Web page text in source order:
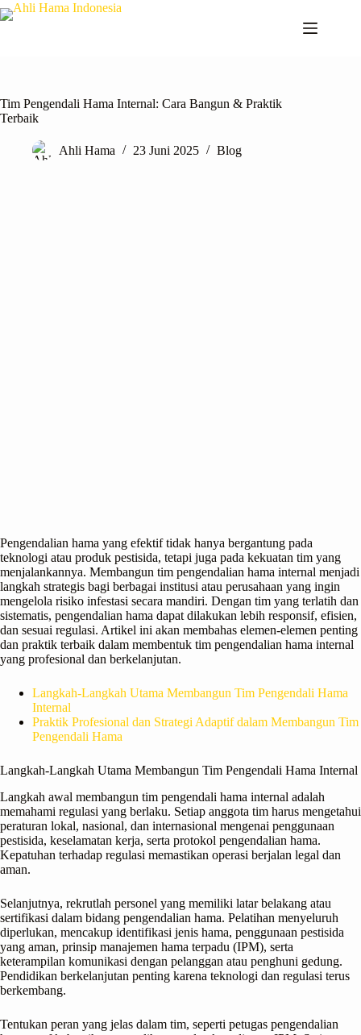
Tim Pengendali Hama Internal: Cara Bangun & Praktik
Terbaik
Ahli Hama 23 Juni 2025 Blog
Pengendalian hama yang efektif tidak hanya bergantung pada
teknologi atau produk pestisida, tetapi juga pada kekuatan tim yang
menjalankannya. Membangun tim pengendalian hama internal menjadi
langkah strategis bagi berbagai institusi atau perusahaan yang ingin
mengelola risiko infestasi secara mandiri. Dengan tim yang terlatih dan
sistematis, pengendalian hama dapat dilakukan lebih responsif, efisien,
dan sesuai regulasi. Artikel ini akan membahas elemen-elemen penting
dan praktik terbaik dalam membentuk tim pengendalian hama internal
yang profesional dan berkelanjutan.
Langkah-Langkah Utama Membangun Tim Pengendali Hama
Internal
Praktik Profesional dan Strategi Adaptif dalam Membangun Tim
Pengendali Hama
Langkah-Langkah Utama Membangun Tim Pengendali Hama Internal
Langkah awal membangun tim pengendali hama internal adalah
memahami regulasi yang berlaku. Setiap anggota tim harus mengetahui
peraturan lokal, nasional, dan internasional mengenai penggunaan
pestisida, keselamatan kerja, serta protokol pengendalian hama.
Kepatuhan terhadap regulasi memastikan operasi berjalan legal dan
aman.
Selanjutnya, rekrutlah personel yang memiliki latar belakang atau
sertifikasi dalam bidang pengendalian hama. Pelatihan menyeluruh
diperlukan, mencakup identifikasi jenis hama, penggunaan pestisida
yang aman, prinsip manajemen hama terpadu (IPM), serta
keterampilan komunikasi dengan pelanggan atau penghuni gedung.
Pendidikan berkelanjutan penting karena teknologi dan regulasi terus
berkembang.
Tentukan peran yang jelas dalam tim, seperti petugas pengendalian